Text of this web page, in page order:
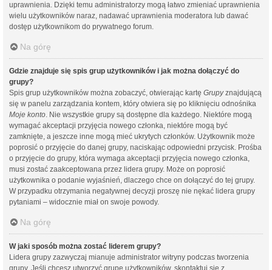
uprawnienia. Dzięki temu administratorzy mogą łatwo zmieniać uprawnienia
wielu użytkowników naraz, nadawać uprawnienia moderatora lub dawać
dostęp użytkownikom do prywatnego forum.
Na górę
Gdzie znajduje się spis grup użytkowników i jak można dołączyć do
grupy?
Spis grup użytkowników można zobaczyć, otwierając kartę Grupyznajdującą
się w panelu zarządzania kontem, który otwiera się po kliknięciu odnośnika
Moje konto. Nie wszystkie grupy są dostępne dla każdego. Niektóre mogą
wymagać akceptacji przyjęcia nowego członka, niektóre mogą być
zamknięte, a jeszcze inne mogą mieć ukrytych członków. Użytkownik może
poprosić o przyjęcie do danej grupy, naciskając odpowiedni przycisk. Prośba
o przyjęcie do grupy, która wymaga akceptacji przyjęcia nowego członka,
musi zostać zaakceptowana przez lidera grupy. Może on poprosić
użytkownika o podanie wyjaśnień, dlaczego chce on dołączyć do tej grupy.
W przypadku otrzymania negatywnej decyzji proszę nie nękać lidera grupy
pytaniami – widocznie miał on swoje powody.
Na górę
W jaki sposób można zostać liderem grupy?
Lidera grupy zazwyczaj mianuje administrator witryny podczas tworzenia
grupy. Jeśli chcesz utworzyć grupę użytkowników, skontaktuj się z